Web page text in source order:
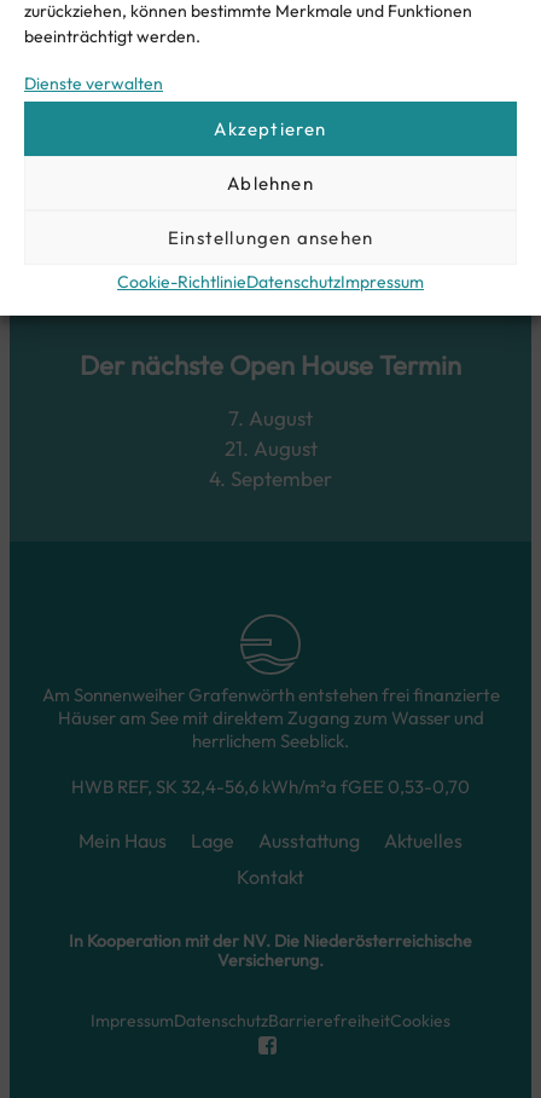
zurückziehen, können bestimmte Merkmale und Funktionen
beeinträchtigt werden.
Dienste verwalten
Akzeptieren
Ablehnen
Einstellungen ansehen
Cookie-RichtlinieDatenschutzImpressum
Bereit für ein Zuhause am See?
Der nächste Open House Termin
7. August
21. August
4. September
Am Sonnenweiher Grafenwörth entstehen frei finanzierte
Häuser am See mit direktem Zugang zum Wasser und
herrlichem Seeblick.
HWB REF, SK 32,4-56,6 kWh/m²a fGEE 0,53-0,70
Mein Haus Lage Ausstattung
Aktuelles
Kontakt
In Kooperation mit der NV. Die Niederösterreichische
Versicherung.
ImpressumDatenschutzBarrierefreiheitCookies